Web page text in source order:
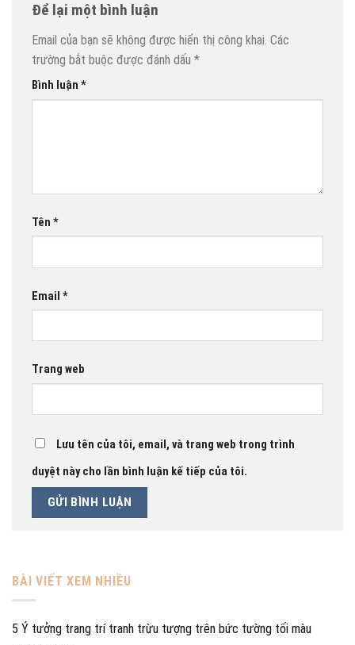
BÀI VIẾT XEM NHIỀU
5 Ý tưởng trang trí tranh trừu tượng trên bức tường tối màu
Để lại một bình luận
Email của bạn sẽ không được hiển thị công khai. Các
trường bắt buộc được đánh dấu *
Bình luận *
Tên *
Email *
Trang web
Lưu tên của tôi, email, và trang web trong trình
duyệt này cho lần bình luận kế tiếp của tôi.